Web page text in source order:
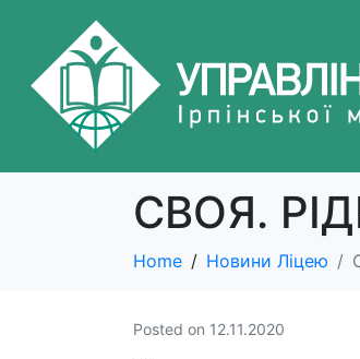
СВОЯ.
Home Новини Ліцею
Posted on 12.11.2020